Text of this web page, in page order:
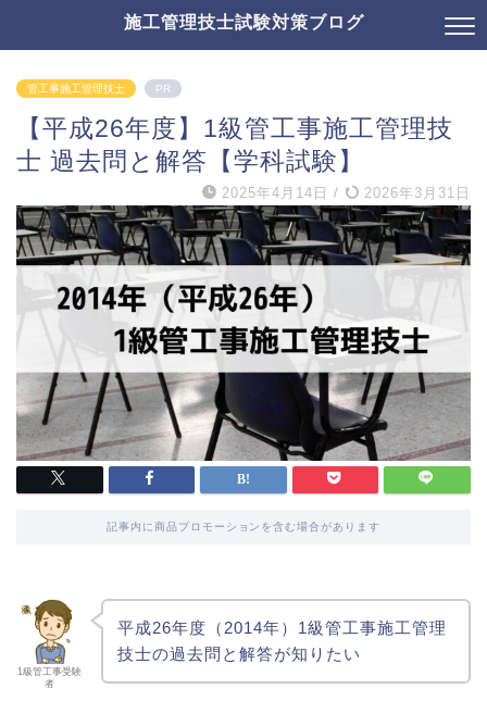
施工管理技士試験対策ブログ
管工事施工管理技士 PR
【平成26年度】1級管工事施工管理技
士 過去問と解答【学科試験】
2025年4月14日 / 2026年3月31日
記事内に商品プロモーションを含む場合があります
1級管工事受験
者
平成26年度（2014年）1級管工事施工管理
技士の過去問と解答が知りたい